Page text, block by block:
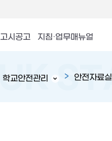
고시공고 지침·업무매뉴얼
학교안전관리 안전자료실